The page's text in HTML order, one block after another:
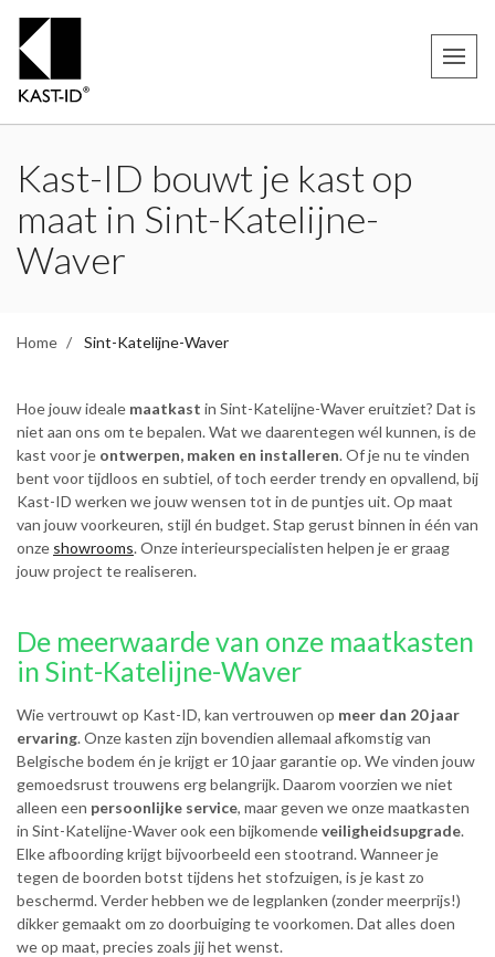
Kast-ID bouwt je kast op
maat in Sint-Katelijne-
Waver
Home Sint-Katelijne-Waver
Hoe jouw ideale maatkast in Sint-Katelijne-Waver eruitziet? Dat is
niet aan ons om te bepalen. Wat we daarentegen wél kunnen, is de
kast voor je ontwerpen, maken en installeren. Of je nu te vinden
bent voor tijdloos en subtiel, of toch eerder trendy en opvallend, bij
Kast-ID werken we jouw wensen tot in de puntjes uit. Op maat
van jouw voorkeuren, stijl én budget. Stap gerust binnen in één van
onze showrooms. Onze interieurspecialisten helpen je er graag
jouw project te realiseren.
De meerwaarde van onze maatkasten
in Sint-Katelijne-Waver
Wie vertrouwt op Kast-ID, kan vertrouwen op meer dan 20 jaar
ervaring. Onze kasten zijn bovendien allemaal afkomstig van
Belgische bodem én je krijgt er 10 jaar garantie op. We vinden jouw
gemoedsrust trouwens erg belangrijk. Daarom voorzien we niet
alleen een persoonlijke service, maar geven we onze maatkasten
in Sint-Katelijne-Waver ook een bijkomendeveiligheidsupgrade.
Elke afboording krijgt bijvoorbeeld een stootrand. Wanneer je
tegen de boorden botst tijdens het stofzuigen, is je kast zo
beschermd. Verder hebben we de legplanken (zonder meerprijs!)
dikker gemaakt om zo doorbuiging te voorkomen. Dat alles doen
we op maat, precies zoals jij het wenst.